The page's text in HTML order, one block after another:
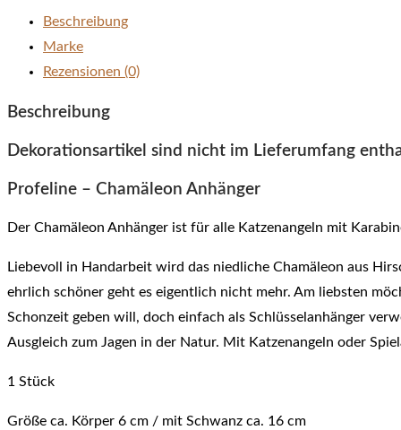
Beschreibung
Marke
Rezensionen (0)
Beschreibung
Dekorationsartikel sind nicht im Lieferumfang
Profeline – Chamäleon Anhänger
Der Chamäleon Anhänger ist für alle Katzenangeln mit
Liebevoll in Handarbeit wird das niedliche Chamäleon aus
ehrlich schöner geht es eigentlich nicht mehr. Am liebsten
Schonzeit geben will, doch einfach als Schlüsselanhänger
Ausgleich zum Jagen in der Natur. Mit Katzenangeln oder
1 Stück
Größe ca. Körper 6 cm / mit Schwanz ca. 16 cm